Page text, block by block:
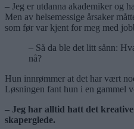
– Jeg er utdanna akademiker og
Men av helsemessige årsaker
som før var kjent for meg med
– Så da ble det litt sånn:
nå?
Hun innrømmer at det har vært
Løsningen fant hun i en gammel
– Jeg har alltid hatt det
skaperglede.